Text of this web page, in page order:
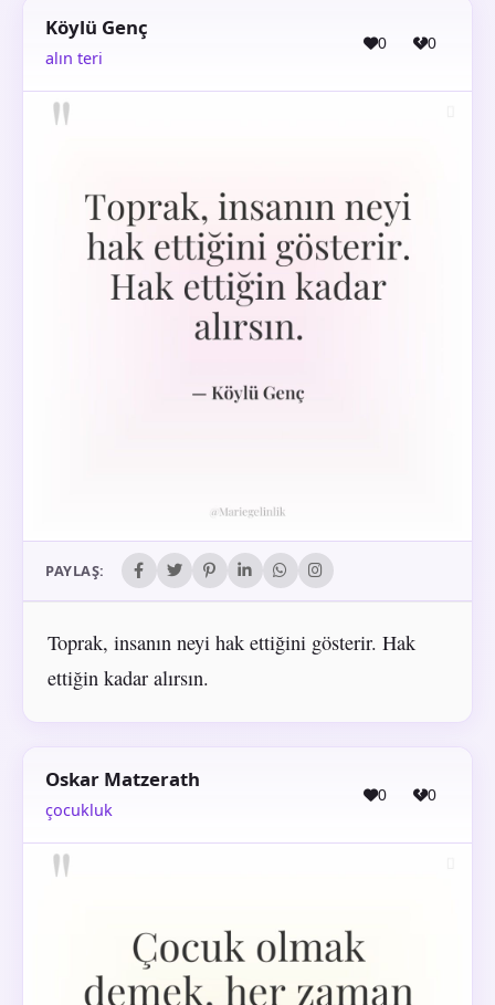
Köylü Genç
alın teri
0 0
PAYLAŞ:
Toprak, insanın neyi hak ettiğini gösterir. Hak
ettiğin kadar alırsın.
Oskar Matzerath
çocukluk
0 0